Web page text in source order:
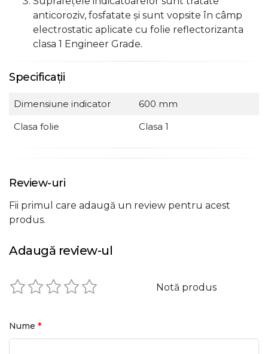
anticoroziv, fosfatate şi sunt vopsite în câmp
electrostatic aplicate cu folie reflectorizanta
clasa 1 Engineer Grade.
Specificații
Dimensiune indicator
600 mm
Clasa folie
Clasa 1
Review-uri
Fii primul care adaugă un review pentru acest
produs.
Adaugă review-ul
Notă produs
Nume *